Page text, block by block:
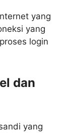
yang
yang
login
dan
yang